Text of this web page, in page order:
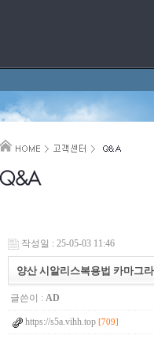
작성일 : 25-05-03 11:46
양산 시알리스복용법 카마그
글쓴이 : AD
https://s5a.vihh.top [709]